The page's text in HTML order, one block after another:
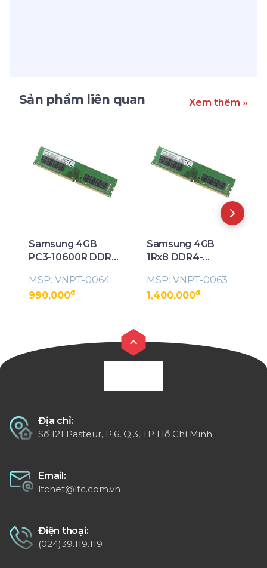
Sản phẩm liên quan Xem thêm »
Samsung 4GB
PC3-10600R DDR3-
Memory
MSP: VNPT-0064
990,000đ
Samsung 4GB
1Rx8 DDR4-
19200 ECC UDIMM
Memory
MSP: VNPT-0063
1,400,000đ
Địa chỉ:
Số 121 Pasteur, P.6, Q.3, TP Hồ Chí Minh
Email:
ltcnet@ltc.com.vn
Điện thoại:
(024)39.119.119